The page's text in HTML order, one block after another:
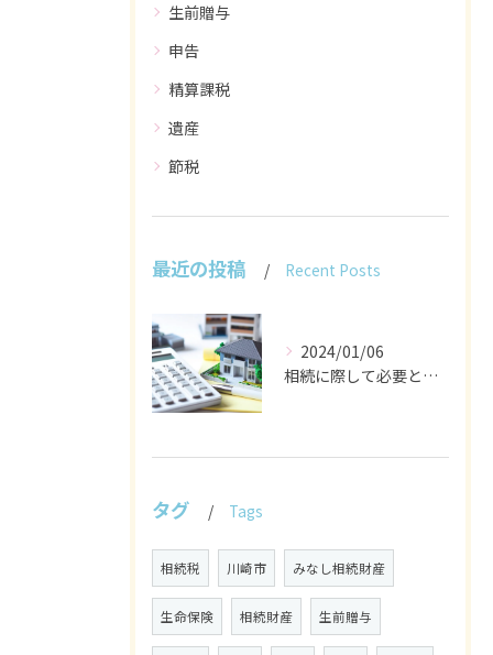
生前贈与
申告
精算課税
遺産
節税
最近の投稿 Recent Posts
2024/01/06
相続に際して必要となる手続き
タグ Tags
相続税 川崎市 みなし相続財産
生命保険 相続財産 生前贈与